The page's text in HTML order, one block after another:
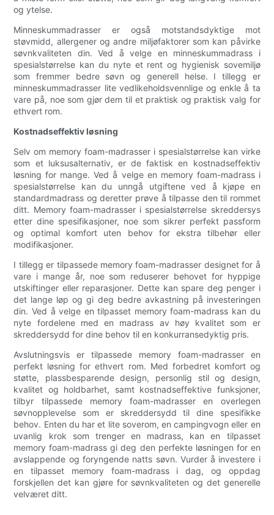
og ytelse.
Minneskummadrasser er også motstandsdyktige mot
støvmidd, allergener og andre miljøfaktorer som kan påvirke
søvnkvaliteten din. Ved å velge en minneskummadrass i
spesialstørrelse kan du nyte et rent og hygienisk sovemiljø
som fremmer bedre søvn og generell helse. I tillegg er
minneskummadrasser lite vedlikeholdsvennlige og enkle å ta
vare på, noe som gjør dem til et praktisk og praktisk valg for
ethvert rom.
Kostnadseffektiv løsning
Selv om memory foam-madrasser i spesialstørrelse kan virke
som et luksusalternativ, er de faktisk en kostnadseffektiv
løsning for mange. Ved å velge en memory foam-madrass i
spesialstørrelse kan du unngå utgiftene ved å kjøpe en
standardmadrass og deretter prøve å tilpasse den til rommet
ditt. Memory foam-madrasser i spesialstørrelse skreddersys
etter dine spesifikasjoner, noe som sikrer perfekt passform
og optimal komfort uten behov for ekstra tilbehør eller
modifikasjoner.
I tillegg er tilpassede memory foam-madrasser designet for å
vare i mange år, noe som reduserer behovet for hyppige
utskiftinger eller reparasjoner. Dette kan spare deg penger i
det lange løp og gi deg bedre avkastning på investeringen
din. Ved å velge en tilpasset memory foam-madrass kan du
nyte fordelene med en madrass av høy kvalitet som er
skreddersydd for dine behov til en konkurransedyktig pris.
Avslutningsvis er tilpassede memory foam-madrasser en
perfekt løsning for ethvert rom. Med forbedret komfort og
støtte, plassbesparende design, personlig stil og design,
kvalitet og holdbarhet, samt kostnadseffektive funksjoner,
tilbyr tilpassede memory foam-madrasser en overlegen
søvnopplevelse som er skreddersydd til dine spesifikke
behov. Enten du har et lite soverom, en campingvogn eller en
uvanlig krok som trenger en madrass, kan en tilpasset
memory foam-madrass gi deg den perfekte løsningen for en
avslappende og foryngende natts søvn. Vurder å investere i
en tilpasset memory foam-madrass i dag, og oppdag
forskjellen det kan gjøre for søvnkvaliteten og det generelle
velværet ditt.